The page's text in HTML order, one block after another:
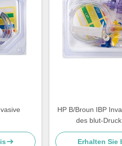
HP B/Broun IBP
des blut-
Erhalten Sie